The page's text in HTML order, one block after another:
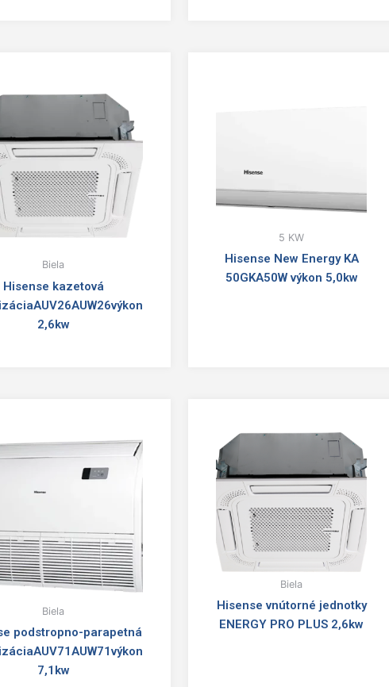
Biela
Hisense kazetová
2,6kw
5 KW
Hisense New Energy KA
50GKA50W výkon 5,0kw
Biela
podstropno-parapetná
7,1kw
Biela
Hisense vnútorné jednotky
ENERGY PRO PLUS 2,6kw